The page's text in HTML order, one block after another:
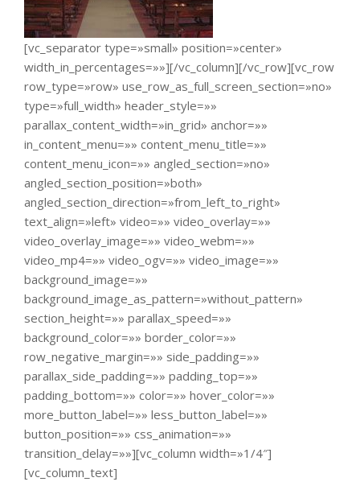
[vc_separator type=»small» position=»center»
width_in_percentages=»»][/vc_column][/vc_row][vc_row
row_type=»row» use_row_as_full_screen_section=»no»
type=»full_width» header_style=»»
parallax_content_width=»in_grid» anchor=»»
in_content_menu=»» content_menu_title=»»
content_menu_icon=»» angled_section=»no»
angled_section_position=»both»
angled_section_direction=»from_left_to_right»
text_align=»left» video=»» video_overlay=»»
video_overlay_image=»» video_webm=»»
video_mp4=»» video_ogv=»» video_image=»»
background_image=»»
background_image_as_pattern=»without_pattern»
section_height=»» parallax_speed=»»
background_color=»» border_color=»»
row_negative_margin=»» side_padding=»»
parallax_side_padding=»» padding_top=»»
padding_bottom=»» color=»» hover_color=»»
more_button_label=»» less_button_label=»»
button_position=»» css_animation=»»
transition_delay=»»][vc_column width=»1/4″]
[vc_column_text]